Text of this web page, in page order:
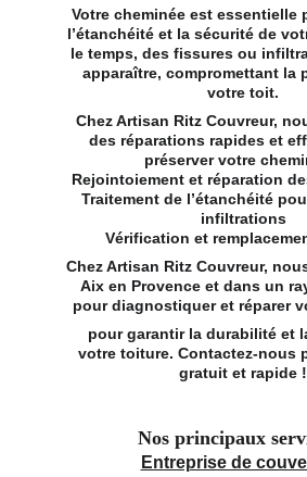
Votre cheminée est essentielle
l’étanchéité et la sécurité de
le temps, des fissures ou
apparaître, compromettant la
votre toit.
Chez Artisan Ritz Couvreur,
des réparations rapides et
préserver votre
Rejointoiement et réparation
Traitement de l’étanchéité
infiltrations
Vérification et
Chez Artisan Ritz Couvreur,
Aix en Provence et dans un
pour diagnostiquer et réparer
votre toiture. Contactez-nous
gratuit et rapide !
Nos principaux
Entreprise de